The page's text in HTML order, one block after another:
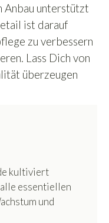
Anbau unterstützt
ist darauf
zu verbessern
Lass Dich von
überzeugen
kultiviert
essentiellen
und